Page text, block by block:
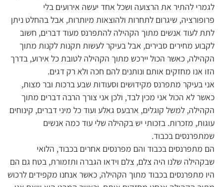
לגמרי להתיר את הרצועה ושכל אחד יעשה אירועים בלי
פרופורציה, שיגרום לתחרות ולהוצאות מיותרות, אבל בהחלט ניתן
לתת לעוד אנשים מתוך הקהילה להתפרנס מעוד דברים, חשוב
לקבוע מחירים סבירים, אבל בעיקר לעשות תקנות לקנות מתוך
הקהילה, כאשר הכול יירכש מתוך הקהילה לטובת כל אירוע, בדרך
הזו אנו מחזקים אותם ונותנים להם חכה ולא רק דגים.
אני בעיקר מתפרנס מקידושים וסעודות שבע ברכות ובר מצות,
כאשר לא הכול אני מכין לבד, ולכן אני צורך הרבה דברים מתוך
הקהילה, למשל קוגלים, ארבעס גאלע ועוד כל מיני דברים, קינוחים
עוגות, מזכרות. בזכותי יש בקהילה שלי עוד כמה אנשים
שמתפרנסים בכבוד.
הם מתפרנסים בכבוד והם מפרנסים אחרים בכבוד, הלואי
שבקהילה שלנו היה צלם, צלם וידאו הגברה ותזמורת, בטח גם הם
היו מתפרנסים בכבוד מתוך הקהילה, כאשר אנחנו מקפידים לרכוש